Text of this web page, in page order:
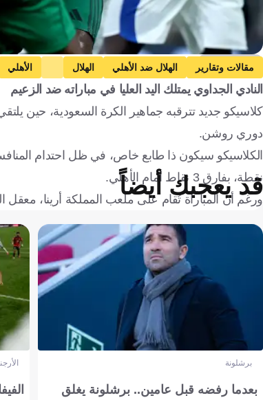
Getty Images
مقالات وتقارير الهلال ضد الأهلي الهلال الأهلي
النادي الجداوي يمتلك اليد العليا في مباراته ضد الزعيم
كلاسيكو جديد تترقبه جماهير الكرة السعودية، حين
دوري روشن.
نقطة، بفارق 3 نقاط أمام الأهلي.
ورغم أن المباراة تُقام على ملعب المملكة أرينا،
قد يعجبك أيضاً
برشلونة
بعدما رفضه قبل عامين.. برشلونة يغلق